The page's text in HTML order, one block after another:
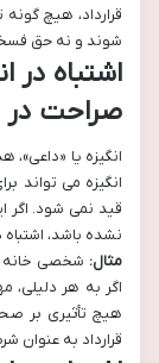
قرارداد، هیچ
شوند و نه حق فسخی
اشتباه
صراحت در
انگیزه یا
انگیزه می تواند
قید نمی شود. اگر
نشده باشد،
مثال: شخصی خانه
اگر به هر دلیلی،
هیچ تأثیری بر
قرارداد به عنوان